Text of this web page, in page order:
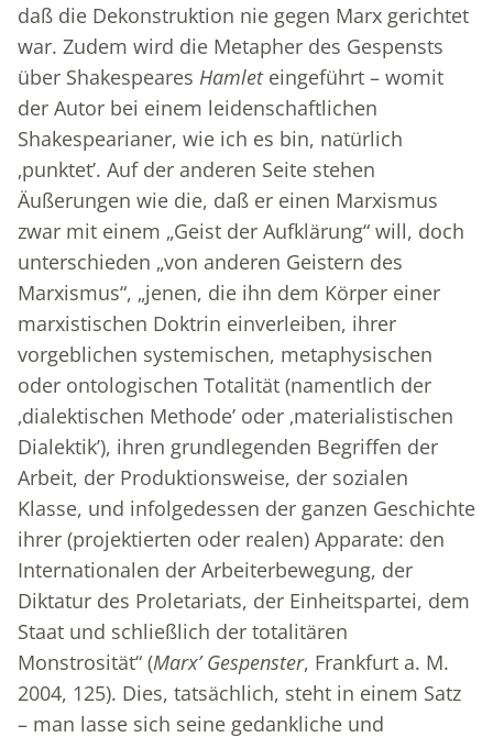
daß die Dekonstruktion nie gegen Marx gerichtet
war. Zudem wird die Metapher des Gespensts
über Shakespeares Hamleteingeführt – womit
der Autor bei einem leidenschaftlichen
Shakespearianer, wie ich es bin, natürlich
‚punktet’. Auf der anderen Seite stehen
Äußerungen wie die, daß er einen Marxismus
zwar mit einem „Geist der Aufklärung“ will, doch
unterschieden „von anderen Geistern des
Marxismus“, „jenen, die ihn dem Körper einer
marxistischen Doktrin einverleiben, ihrer
vorgeblichen systemischen, metaphysischen
oder ontologischen Totalität (namentlich der
‚dialektischen Methode’ oder ‚materialistischen
Dialektik’), ihren grundlegenden Begriffen der
Arbeit, der Produktionsweise, der sozialen
Klasse, und infolgedessen der ganzen Geschichte
ihrer (projektierten oder realen) Apparate: den
Internationalen der Arbeiterbewegung, der
Diktatur des Proletariats, der Einheitspartei, dem
Staat und schließlich der totalitären
Monstrosität“ (Marx’ Gespenster, Frankfurt a. M.
2004, 125). Dies, tatsächlich, steht in einem Satz
– man lasse sich seine gedankliche und